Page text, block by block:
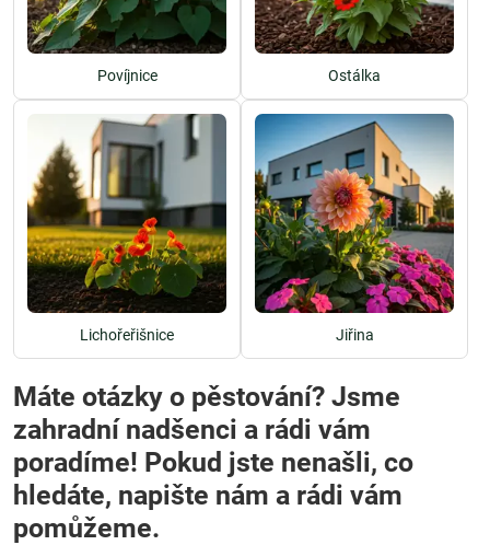
Povíjnice Ostálka
Lichořeřišnice Jiřina
Máte otázky o pěstování? Jsme
zahradní nadšenci a rádi vám
poradíme! Pokud jste nenašli, co
hledáte, napište nám a rádi vám
pomůžeme.